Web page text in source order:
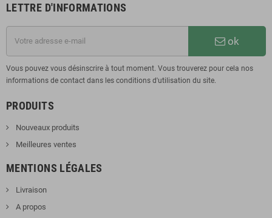
LETTRE D'INFORMATIONS
ok
Vous pouvez vous désinscrire à tout moment. Vous trouverez pour cela nos
informations de contact dans les conditions d'utilisation du site.
PRODUITS
Nouveaux produits
Meilleures ventes
MENTIONS LÉGALES
Livraison
A propos